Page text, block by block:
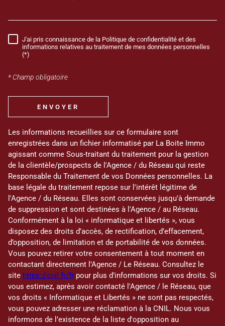
RÈGLEMENTATION
J'ai pris connaissance de la Politique de confidentialité et des
informations relatives au traitement de mes données personnelles
(*)
* Champ obligatoire
ENVOYER
Les informations recueillies sur ce formulaire sont
enregistrées dans un fichier informatisé par La Boite Immo
agissant comme Sous-traitant du traitement pour la gestion
de la clientèle/prospects de l'Agence / du Réseau qui reste
Responsable du Traitement de vos Données personnelles. La
base légale du traitement repose sur l'intérêt légitime de
l'Agence / du Réseau. Elles sont conservées jusqu'à demande
de suppression et sont destinées à l'Agence / au Réseau.
Conformément à la loi « informatique et libertés », vous
disposez des droits d’accès, de rectification, d’effacement,
d’opposition, de limitation et de portabilité de vos données.
Vous pouvez retirer votre consentement à tout moment en
contactant directement l’Agence / Le Réseau. Consultez le
site https://cnil.fr/fr pour plus d’informations sur vos droits. Si
vous estimez, après avoir contacté l'Agence / le Réseau, que
vos droits « Informatique et Libertés » ne sont pas respectés,
vous pouvez adresser une réclamation à la CNIL. Nous vous
informons de l’existence de la liste d'opposition au